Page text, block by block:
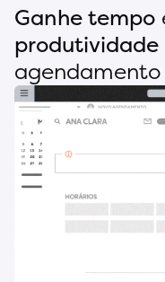
Ganhe tempo
produtividade